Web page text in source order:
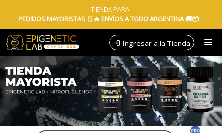
TIENDA PARA
PEDIDOS MAYORISTAS 🛒🔥 ENVÍOS A TODO ARGENTINA 🚚📦
Ingresar a la Tienda
CÓMO COMPRAR
QUIÉNES SOMOS
TIENDA MINORISTA